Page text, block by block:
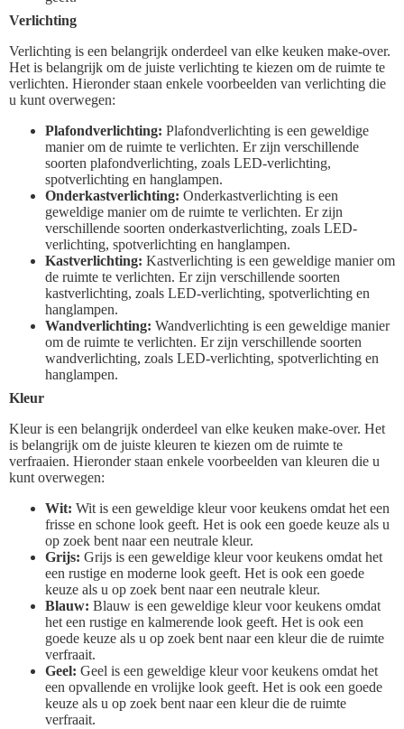
Verlichting
Verlichting is een belangrijk onderdeel van elke keuken make-over.
Het is belangrijk om de juiste verlichting te kiezen om de ruimte te
verlichten. Hieronder staan enkele voorbeelden van verlichting die
u kunt overwegen:
Plafondverlichting: Plafondverlichting is een geweldige
manier om de ruimte te verlichten. Er zijn verschillende
soorten plafondverlichting, zoals LED-verlichting,
spotverlichting en hanglampen.
Onderkastverlichting: Onderkastverlichting is een
geweldige manier om de ruimte te verlichten. Er zijn
verschillende soorten onderkastverlichting, zoals LED-
verlichting, spotverlichting en hanglampen.
Kastverlichting: Kastverlichting is een geweldige manier om
de ruimte te verlichten. Er zijn verschillende soorten
kastverlichting, zoals LED-verlichting, spotverlichting en
hanglampen.
Wandverlichting: Wandverlichting is een geweldige manier
om de ruimte te verlichten. Er zijn verschillende soorten
wandverlichting, zoals LED-verlichting, spotverlichting en
hanglampen.
Kleur
Kleur is een belangrijk onderdeel van elke keuken make-over. Het
is belangrijk om de juiste kleuren te kiezen om de ruimte te
verfraaien. Hieronder staan enkele voorbeelden van kleuren die u
kunt overwegen:
Wit: Wit is een geweldige kleur voor keukens omdat het een
frisse en schone look geeft. Het is ook een goede keuze als u
op zoek bent naar een neutrale kleur.
Grijs: Grijs is een geweldige kleur voor keukens omdat het
een rustige en moderne look geeft. Het is ook een goede
keuze als u op zoek bent naar een neutrale kleur.
Blauw: Blauw is een geweldige kleur voor keukens omdat
het een rustige en kalmerende look geeft. Het is ook een
goede keuze als u op zoek bent naar een kleur die de ruimte
verfraait.
Geel: Geel is een geweldige kleur voor keukens omdat het
een opvallende en vrolijke look geeft. Het is ook een goede
keuze als u op zoek bent naar een kleur die de ruimte
verfraait.